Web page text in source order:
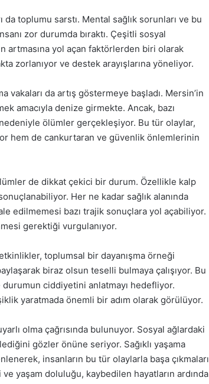
toplumu sarstı. Mental sağlık sorunları ve bu
zor durumda bıraktı. Çeşitli sosyal
artmasına yol açan faktörlerden biri olarak
zorlanıyor ve destek arayışlarına yöneliyor.
vakaları da artış göstermeye başladı. Mersin’in
amacıyla denize girmekte. Ancak, bazı
ölümler gerçekleşiyor. Bu tür olaylar,
hem de cankurtaran ve güvenlik önlemlerinin
de dikkat çekici bir durum. Özellikle kalp
Her ne kadar sağlık alanında
edilmemesi bazı trajik sonuçlara yol açabiliyor.
gerektiği vurgulanıyor.
toplumsal bir dayanışma örneği
biraz olsun teselli bulmaya çalışıyor. Bu
durumun ciddiyetini anlatmayı hedefliyor.
yaratmada önemli bir adım olarak görülüyor.
olma çağrısında bulunuyor. Sosyal ağlardaki
gözler önüne seriyor. Sağıklı yaşama
insanların bu tür olaylarla başa çıkmaları
yaşam doluluğu, kaybedilen hayatların ardında